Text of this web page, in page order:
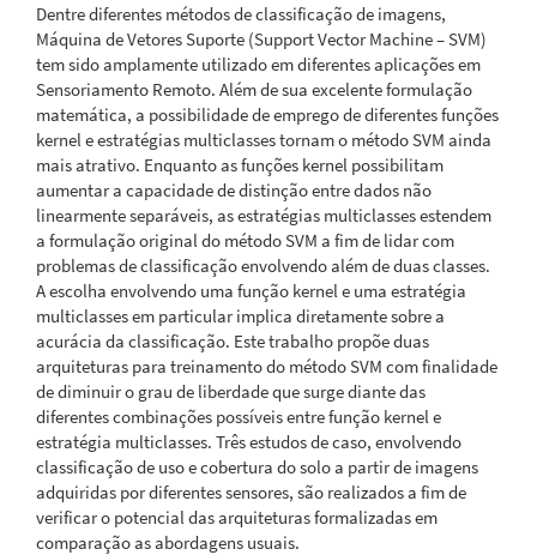
Dentre diferentes métodos de classificação de imagens,
Máquina de Vetores Suporte (Support Vector Machine – SVM)
tem sido amplamente utilizado em diferentes aplicações em
Sensoriamento Remoto. Além de sua excelente formulação
matemática, a possibilidade de emprego de diferentes funções
kernel e estratégias multiclasses tornam o método SVM ainda
mais atrativo. Enquanto as funções kernel possibilitam
aumentar a capacidade de distinção entre dados não
linearmente separáveis, as estratégias multiclasses estendem
a formulação original do método SVM a fim de lidar com
problemas de classificação envolvendo além de duas classes.
A escolha envolvendo uma função kernel e uma estratégia
multiclasses em particular implica diretamente sobre a
acurácia da classificação. Este trabalho propõe duas
arquiteturas para treinamento do método SVM com finalidade
de diminuir o grau de liberdade que surge diante das
diferentes combinações possíveis entre função kernel e
estratégia multiclasses. Três estudos de caso, envolvendo
classificação de uso e cobertura do solo a partir de imagens
adquiridas por diferentes sensores, são realizados a fim de
verificar o potencial das arquiteturas formalizadas em
comparação as abordagens usuais.